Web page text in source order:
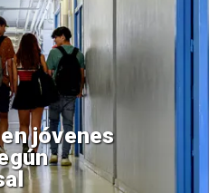
jóvenes